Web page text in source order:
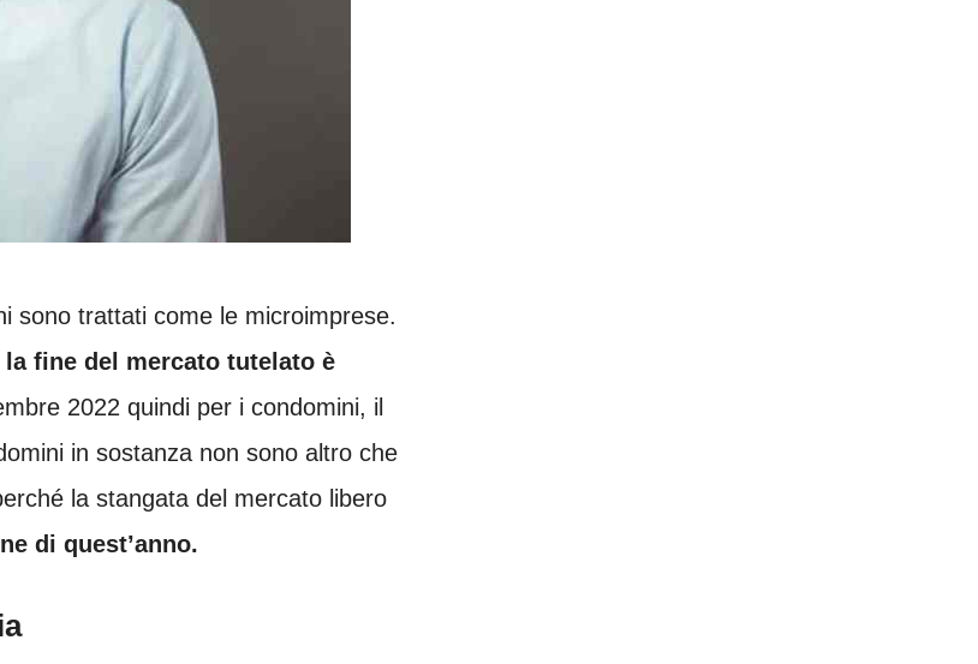
sono trattati come le microimprese.
la fine del mercato tutelato è
2022 quindi per i condomini, il
in sostanza non sono altro che
la stangata del mercato libero
di quest’anno.